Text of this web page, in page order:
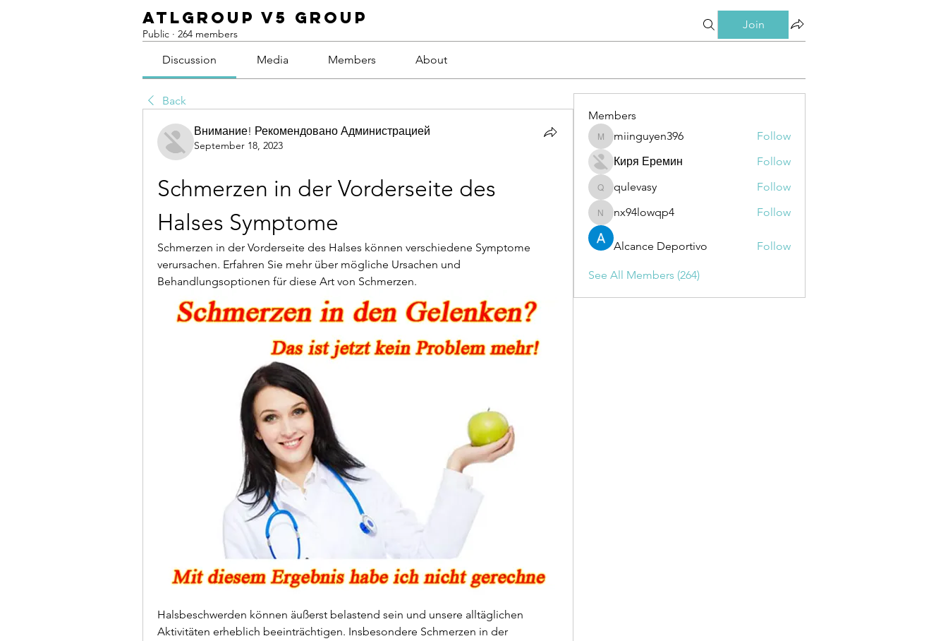
ATLGroup v5 Group
Public · 264 members
Join
Discussion Media Members About
Back
Внимание! Рекомендовано Администрацией
September 18, 2023
Schmerzen in der Vorderseite des
Halses Symptome
Schmerzen in der Vorderseite des Halses können verschiedene Symptome
verursachen. Erfahren Sie mehr über mögliche Ursachen und
Behandlungsoptionen für diese Art von Schmerzen.
Halsbeschwerden können äußerst belastend sein und unsere alltäglichen
Aktivitäten erheblich beeinträchtigen. Insbesondere Schmerzen in der
Members
miinguyen396
miinguyen396
Follow
Киря Еремин
Follow
qulevasy
qulevasy Follow
nx94lowqp4
nx94lowqp4 Follow
Alcance Deportivo Follow
See All Members (264)